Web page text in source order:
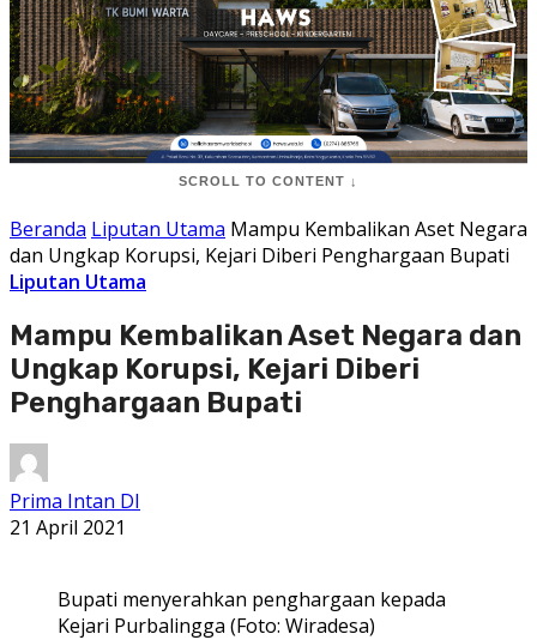
SCROLL TO CONTENT ↓
Beranda Liputan Utama Mampu Kembalikan Aset Negara
dan Ungkap Korupsi, Kejari Diberi Penghargaan Bupati
Liputan Utama
Mampu Kembalikan Aset Negara dan
Ungkap Korupsi, Kejari Diberi
Penghargaan Bupati
Prima Intan DI
21 April 2021
Bupati menyerahkan penghargaan kepada
Kejari Purbalingga (Foto: Wiradesa)